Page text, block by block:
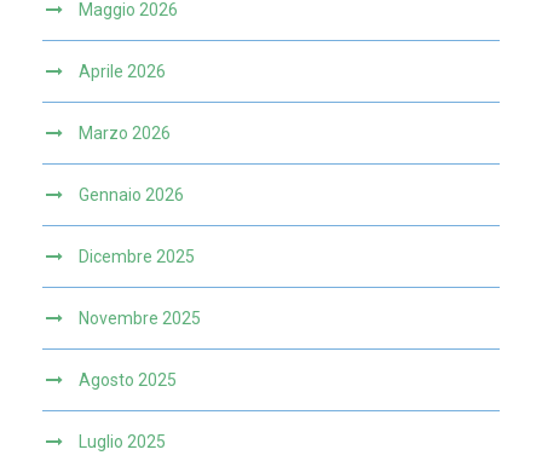
Maggio 2026
Aprile 2026
Marzo 2026
Gennaio 2026
Dicembre 2025
Novembre 2025
Agosto 2025
Luglio 2025